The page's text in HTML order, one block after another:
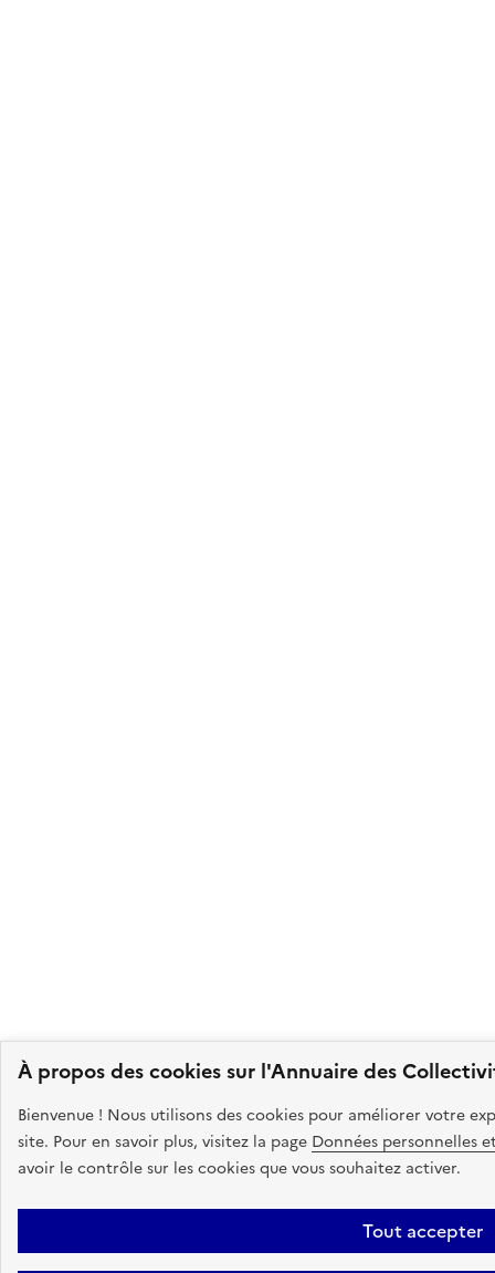
À propos des cookies sur l'Annuaire des
Bienvenue ! Nous utilisons des cookies pour améliorer votre
site. Pour en savoir plus, visitez la page Données personnelles
avoir le contrôle sur les cookies que vous souhaitez activer.
Tout accepter